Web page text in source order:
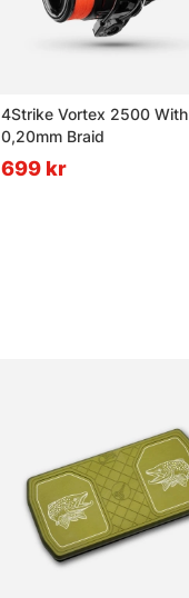
4Strike Vortex 2500 With
0,20mm Braid
699 kr